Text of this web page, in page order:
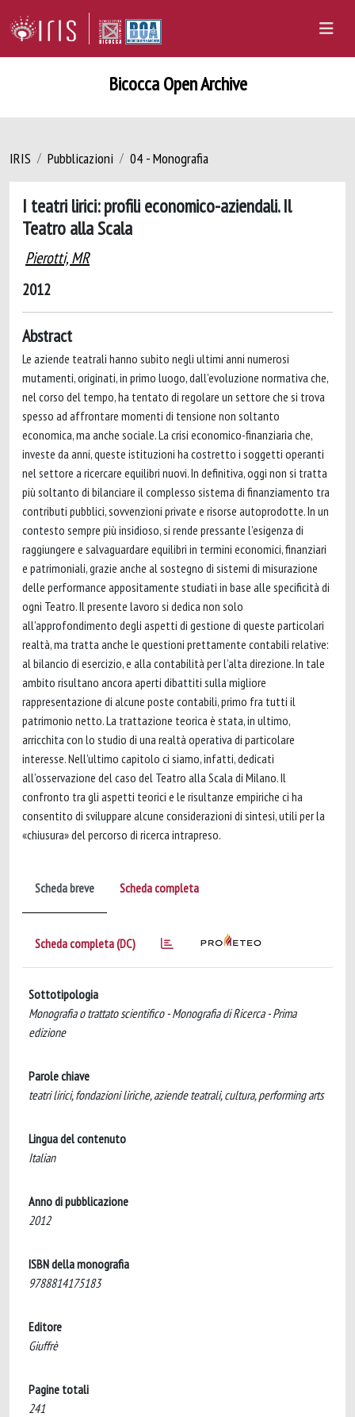
Bicocca Open Archive
IRIS Pubblicazioni 04 - Monografia
I teatri lirici: profili economico-aziendali. Il
Teatro alla Scala
Pierotti, MR
2012
Abstract
Le aziende teatrali hanno subito negli ultimi anni numerosi
mutamenti, originati, in primo luogo, dall’evoluzione normativa che,
nel corso del tempo, ha tentato di regolare un settore che si trova
spesso ad affrontare momenti di tensione non soltanto
economica, ma anche sociale. La crisi economico-finanziaria che,
investe da anni, queste istituzioni ha costretto i soggetti operanti
nel settore a ricercare equilibri nuovi. In definitiva, oggi non si tratta
più soltanto di bilanciare il complesso sistema di finanziamento tra
contributi pubblici, sovvenzioni private e risorse autoprodotte. In un
contesto sempre più insidioso, si rende pressante l’esigenza di
raggiungere e salvaguardare equilibri in termini economici, finanziari
e patrimoniali, grazie anche al sostegno di sistemi di misurazione
delle performance appositamente studiati in base alle specificità di
ogni Teatro. Il presente lavoro si dedica non solo
all’approfondimento degli aspetti di gestione di queste particolari
realtà, ma tratta anche le questioni prettamente contabili relative:
al bilancio di esercizio, e alla contabilità per l’alta direzione. In tale
ambito risultano ancora aperti dibattiti sulla migliore
rappresentazione di alcune poste contabili, primo fra tutti il
patrimonio netto. La trattazione teorica è stata, in ultimo,
arricchita con lo studio di una realtà operativa di particolare
interesse. Nell’ultimo capitolo ci siamo, infatti, dedicati
all’osservazione del caso del Teatro alla Scala di Milano. Il
confronto tra gli aspetti teorici e le risultanze empiriche ci ha
consentito di sviluppare alcune considerazioni di sintesi, utili per la
«chiusura» del percorso di ricerca intrapreso.
Scheda breve Scheda completa
Scheda completa (DC)
Sottotipologia
Monografia o trattato scientifico - Monografia di Ricerca - Prima
edizione
Parole chiave
teatri lirici, fondazioni liriche, aziende teatrali, cultura, performing arts
Lingua del contenuto
Italian
Anno di pubblicazione
2012
ISBN della monografia
9788814175183
Editore
Giuffrè
Pagine totali
241